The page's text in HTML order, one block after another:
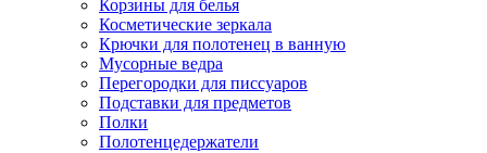
Корзины для белья
Косметические зеркала
Крючки для полотенец в ванную
Мусорные ведра
Перегородки для писсуаров
Подставки для предметов
Полки
Полотенцедержатели